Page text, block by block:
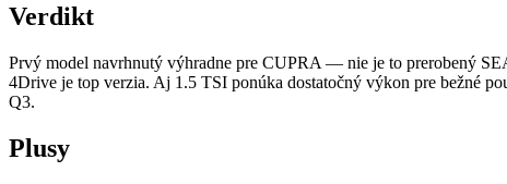
Verdikt
Prvý model navrhnutý výhradne pre CUPRA — nie je to prerobený
4Drive je top verzia. Aj 1.5 TSI ponúka dostatočný výkon pre bežné
Q3.
Plusy